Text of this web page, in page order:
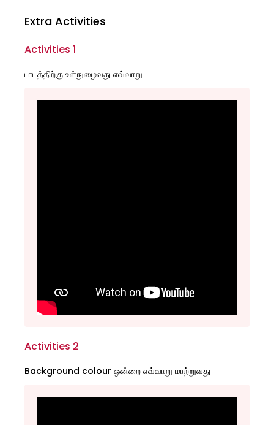
Extra Activities
Activities 1
பாடத்திற்கு உள்நுழைவது எவ்வாறு
Activities 2
Background colour ஒன்றை எவ்வாறு மாற்றுவது